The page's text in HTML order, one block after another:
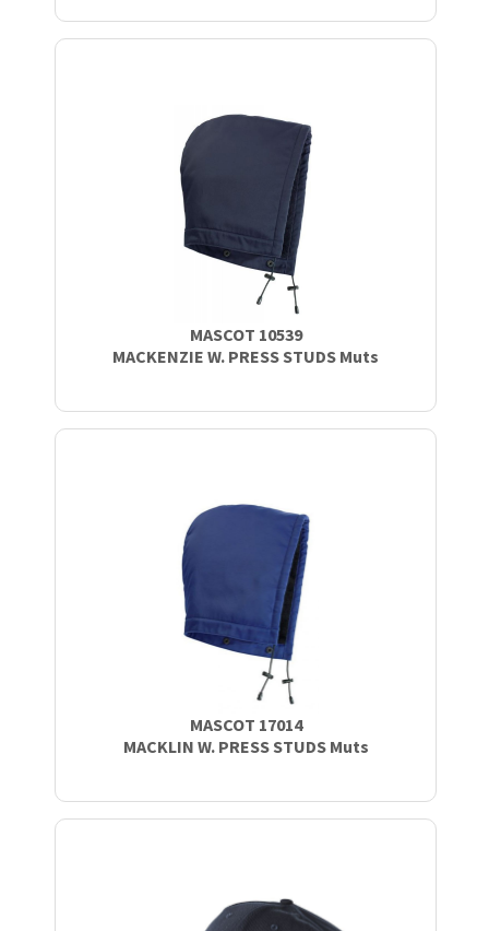
MASCOT 10539
MACKENZIE W. PRESS STUDS Muts
MASCOT 17014
MACKLIN W. PRESS STUDS Muts